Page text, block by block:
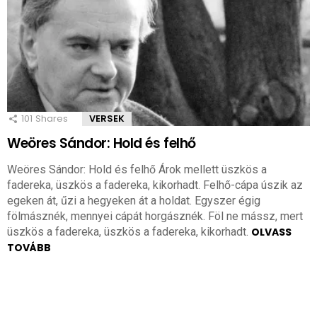
101 Shares VERSEK
Weöres Sándor: Hold és felhő
Weöres Sándor: Hold és felhő Árok mellett üszkös a
fadereka, üszkös a fadereka, kikorhadt. Felhő-cápa úszik az
egeken át, űzi a hegyeken át a holdat. Egyszer égig
fölmásznék, mennyei cápát horgásznék. Föl ne mássz, mert
üszkös a fadereka, üszkös a fadereka, kikorhadt. OLVASS
TOVÁBB